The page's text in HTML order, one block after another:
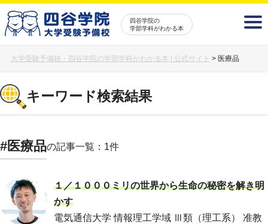
四谷学院の
学部学科がわかる本
大学受験予備校・四谷学院の学部学科がわかる本 | 公式サイト > 医療品
キーワード検索結果
#医療品の記事一覧：1件
１／１０００ミリの世界から生命の秘密を解き明
かす
電気通信大学 情報理工学域 Ⅲ類（理工系） 准教